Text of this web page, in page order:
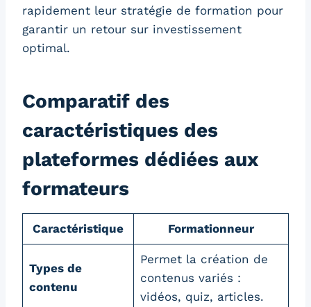
rapidement leur stratégie de formation pour
garantir un retour sur investissement
optimal.
Comparatif des
caractéristiques des
plateformes dédiées aux
formateurs
Caractéristique Formationneur
Types de
contenu
Permet la création de
contenus variés :
vidéos, quiz, articles.